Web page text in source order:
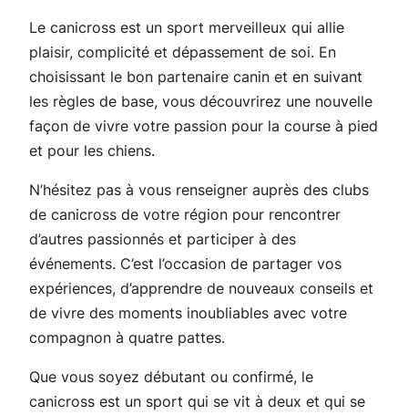
Le canicross est un sport merveilleux qui allie
plaisir, complicité et dépassement de soi. En
choisissant le bon partenaire canin et en suivant
les règles de base, vous découvrirez une nouvelle
façon de vivre votre passion pour la course à pied
et pour les chiens.
N’hésitez pas à vous renseigner auprès des clubs
de canicross de votre région pour rencontrer
d’autres passionnés et participer à des
événements. C’est l’occasion de partager vos
expériences, d’apprendre de nouveaux conseils et
de vivre des moments inoubliables avec votre
compagnon à quatre pattes.
Que vous soyez débutant ou confirmé, le
canicross est un sport qui se vit à deux et qui se